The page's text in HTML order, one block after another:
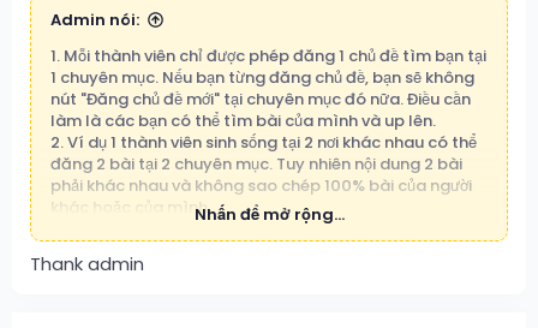
Admin nói:
1. Mỗi thành viên chỉ được phép đăng 1 chủ đề tìm bạn tại
1 chuyên mục. Nếu bạn từng đăng chủ đề, bạn sẽ không
nút "Đăng chủ đề mới" tại chuyên mục đó nữa. Điều cần
làm là các bạn có thể tìm bài của mình và up lên.
2. Ví dụ 1 thành viên sinh sống tại 2 nơi khác nhau có thể
đăng 2 bài tại 2 chuyên mục. Tuy nhiên nội dung 2 bài
phải khác nhau và không sao chép 100% bài của người
khác hoặc của mình.
Cố tình vi phạm đăng nhiều chủ đề tại nhiều chuyên mục
nick vĩnh viễn.
Nhấn để mở rộng...
Thank admin